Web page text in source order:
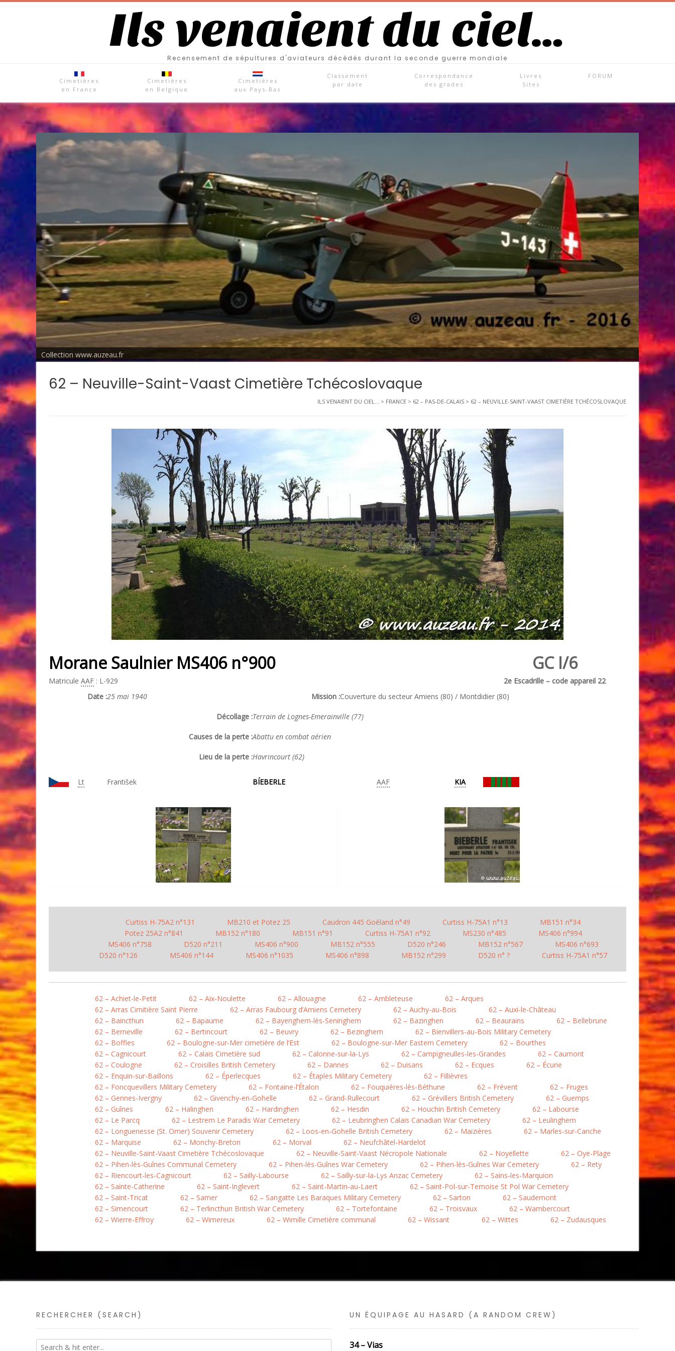
Ils venaient du ciel…
Recensement de sépultures d'aviateurs décédés durant la seconde guerre mondiale
Cimetières
en France
Cimetières
en Belgique
Cimetières
aux Pays-Bas
Classement
par date
Correspondance
des grades
Livres
Sites
FORUM
Collection www.auzeau.fr
62 – Neuville-Saint-Vaast Cimetière Tchécoslovaque
ILS VENAIENT DU CIEL... > FRANCE > 62 – PAS-DE-CALAIS > 62 – NEUVILLE-SAINT-VAAST CIMETIÈRE TCHÉCOSLOVAQUE
Morane Saulnier MS406 n°900
Matricule AAF : L-929
GC I/6
2e Escadrille – code appareil 22
Date :25 mai 1940 Mission :Couverture du secteur Amiens (80) / Montdidier (80)
Décollage :Terrain de Lognes-Emerainville (77)
Causes de la perte :Abattu en combat aérien
Lieu de la perte :Havrincourt (62)
Lt František BÍEBERLE AAF KIA
Curtiss H-75A2 n°131 MB210 et Potez 25 Caudron 445 Goéland n°49 Curtiss H-75A1 n°13
MB151 n°34
Potez 25A2 n°841
MB152 n°180 MB151 n°91 Curtiss H-75A1 n°92 MS230 n°485
MS406 n°994
MS406 n°758
D520 n°211 MS406 n°900 MB152 n°555 D520 n°246 MB152 n°567
MS406 n°693
D520 n°126
MS406 n°144 MS406 n°1035 MS406 n°898 MB152 n°299 D520 n° ? Curtiss H-75A1 n°57
62 – Achiet-le-Petit 62 – Aix-Noulette 62 – Allouagne 62 – Ambleteuse
62 – Arques
62 – Arras Cimitière Saint Pierre
62 – Arras Faubourg d’Amiens Cemetery 62 – Auchy-au-Bois
62 – Auxi-le-Château
62 – Baincthun
62 – Bapaume 62 – Bayenghem-lès-Seninghem 62 – Bazinghen 62 – Beaurains
62 – Bellebrune
62 – Berneville
62 – Bertincourt 62 – Beuvry 62 – Bezinghem
62 – Bienvillers-au-Bois Military Cemetery
62 – Boffles
62 – Boulogne-sur-Mer cimetière de l’Est 62 – Boulogne-sur-Mer Eastern Cemetery
62 – Bourthes
62 – Cagnicourt
62 – Calais Cimetière sud 62 – Calonne-sur-la-Lys 62 – Campigneulles-les-Grandes
62 – Caumont
62 – Coulogne
62 – Croisilles British Cemetery 62 – Dannes 62 – Duisans 62 – Ecques
62 – Écurie
62 – Enquin-sur-Baillons
62 – Éperlecques 62 – Étaples Military Cemetery
62 – Fillièvres
62 – Foncquevillers Military Cemetery
62 – Fontaine-l’Étalon 62 – Fouquières-lès-Béthune 62 – Frévent
62 – Fruges
62 – Gennes-Ivergny
62 – Givenchy-en-Gohelle 62 – Grand-Rullecourt 62 – Grévillers British Cemetery
62 – Guemps
62 – Guînes
62 – Halinghen 62 – Hardinghen 62 – Hesdin 62 – Houchin British Cemetery
62 – Labourse
62 – Le Parcq
62 – Lestrem Le Paradis War Cemetery 62 – Leubringhen Calais Canadian War Cemetery
62 – Leulinghem
62 – Longuenesse (St. Omer) Souvenir Cemetery
62 – Loos-en-Gohelle British Cemetery 62 – Maizières
62 – Marles-sur-Canche
62 – Marquise
62 – Monchy-Breton 62 – Morval
62 – Neufchâtel-Hardelot
62 – Neuville-Saint-Vaast Cimetière Tchécoslovaque
62 – Neuville-Saint-Vaast Nécropole Nationale 62 – Noyellette
62 – Oye-Plage
62 – Pihen-lès-Guînes Communal Cemetery
62 – Pihen-lès-Guînes War Cemetery 62 – Pihen-lès-Guînes War Cemetery
62 – Rety
62 – Riencourt-les-Cagnicourt
62 – Sailly-Labourse 62 – Sailly-sur-la-Lys Anzac Cemetery
62 – Sains-les-Marquion
62 – Sainte-Catherine
62 – Saint-Inglevert 62 – Saint-Martin-au-Laert
62 – Saint-Pol-sur-Ternoise St Pol War Cemetery
62 – Saint-Tricat
62 – Samer 62 – Sangatte Les Baraques Military Cemetery 62 – Sarton
62 – Saudemont
62 – Simencourt
62 – Terlincthun British War Cemetery 62 – Tortefontaine 62 – Troisvaux
62 – Wambercourt
62 – Wierre-Effroy
62 – Wimereux 62 – Wimille Cimetière communal 62 – Wissant 62 – Wittes 62 – Zudausques
RECHERCHER (SEARCH) UN ÉQUIPAGE AU HASARD (A RANDOM CREW)
34 – Vias